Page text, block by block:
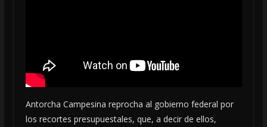
Antorcha Campesina reprocha al gobierno federal por
los recortes presupuestales, que, a decir de ellos,